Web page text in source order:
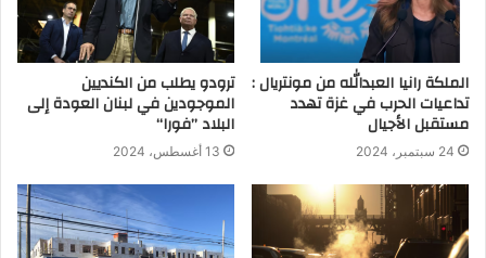
الملكة رانيا العبدالله من مونتريال :
تداعيات الحرب في غزة تهدد
مستقبل الأجيال
24 سبتمبر، 2024
ترودو يطلب من الكنديين
الموجودين في لبنان العودة إلى
البلاد ’’فورا‘‘
13 أغسطس، 2024